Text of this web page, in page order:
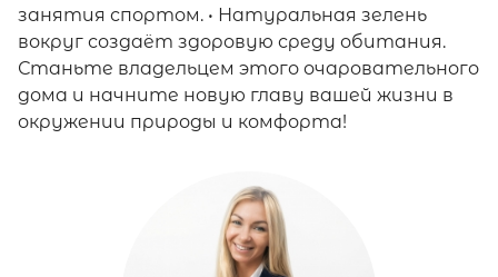
занятия спортом. • Натуральная зелень
вокруг создаёт здоровую среду обитания.
Станьте владельцем этого очаровательного
дома и начните новую главу вашей жизни в
окружении природы и комфорта!